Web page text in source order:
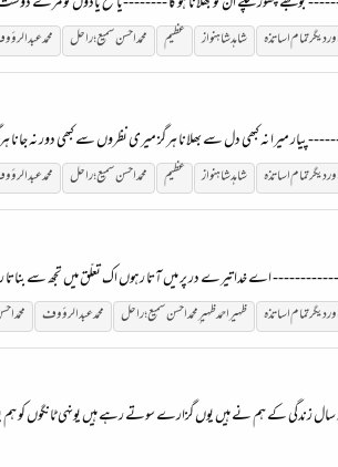
اوردیگرتماماساتذہ شاہد شاہنواز عظیم محمد احسن سمیع؛ راحل محمد
پیار میرا نہ کبھی دل سے بھلانا ہرگز میری نظروں سے کبھی دور نہ
اوردیگرتماماساتذہ شاہد شاہنواز عظیم محمد احسن سمیع؛ راحل محمد
------------- اے خدا تیرے در پر میں آتا رہوں اک تعلّق میں تجھ
اوردیگرتماماساتذہ ظہیر احمد ظہیر ِمحمداحسن سمیع؛راحل محمد عبدالرؤوف محمّد
سال زندگی کے ہم نے ہیں یوں گزارے سوتے رہے ہیں یونہی